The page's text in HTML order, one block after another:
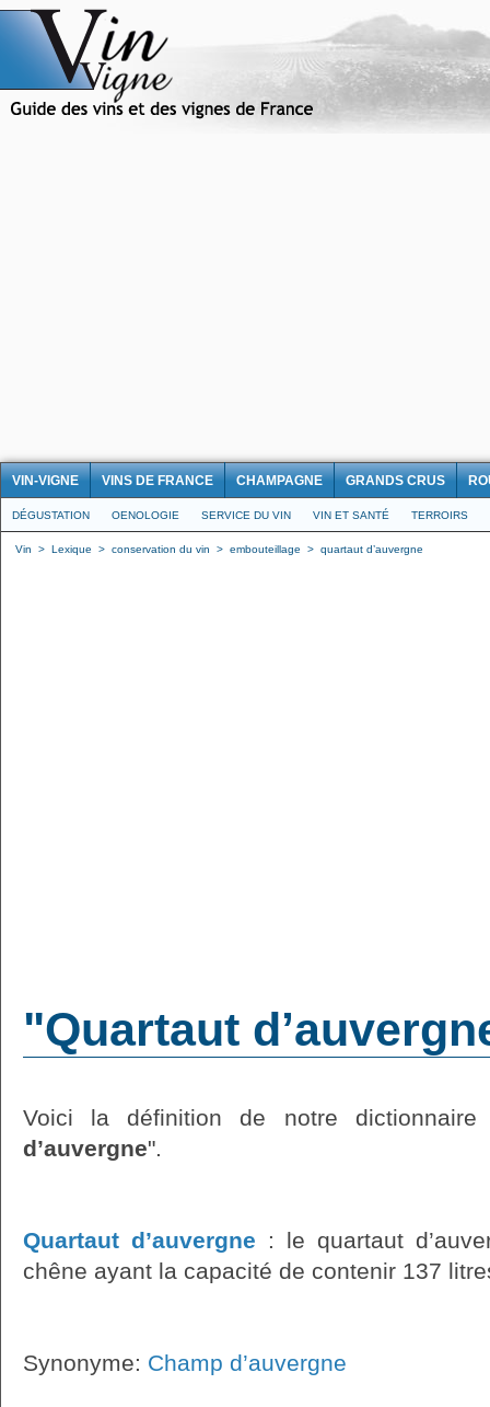
VIN-VIGNE VINS DE FRANCE CHAMPAGNE GRANDS CRUS
DÉGUSTATION OENOLOGIE SERVICE DU VIN VIN ET SANTÉ TERROIRS
Vin > Lexique > conservation du vin > embouteillage > quartaut d’auvergne
"Quartaut
Voici la définition de notre
d’auvergne".
Quartaut d’auvergne : le quartaut
chêne ayant la capacité de contenir 137
Synonyme: Champ d’auvergne